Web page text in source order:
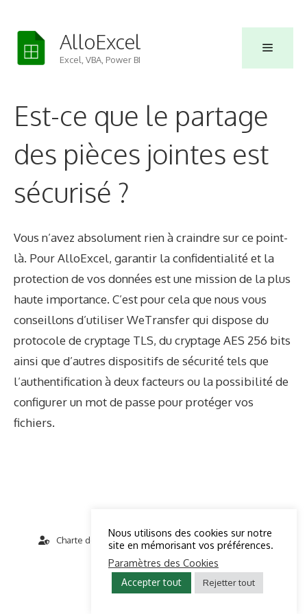
content
AlloExcel
Excel, VBA, Power BI
Menu
Est-ce que le partage
des pièces jointes est
sécurisé ?
Vous n’avez absolument rien à craindre sur ce point-
là. Pour AlloExcel, garantir la confidentialité et la
protection de vos données est une mission de la plus
haute importance. C’est pour cela que nous vous
conseillons d’utiliser WeTransfer qui dispose du
protocole de cryptage TLS, du cryptage AES 256 bits
ainsi que d’autres dispositifs de sécurité tels que
l’authentification à deux facteurs ou la possibilité de
configurer un mot de passe pour protéger vos
fichiers.
Charte de protection de vos données personnelles
Mentions Légales & CGU
© 2026 AlloExcel
Nous utilisons des cookies sur notre
site en mémorisant vos préférences.
Paramètres des Cookies
Accepter tout Rejetter tout